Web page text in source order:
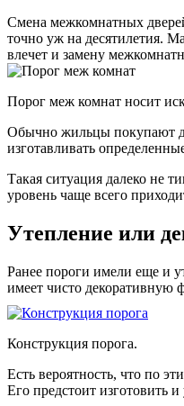
Смена межкомнатных
точно уж на десятилетия.
влечет и замену
Порог меж комнат носит
Обычно жильцы покупают
изготавливать
Такая ситуация далеко не
уровень чаще всего
Утепление или
Ранее пороги имели еще и
имеет чисто декоративную
Конструкция порога.
Есть вероятность, что по
Его предстоит изготовить и